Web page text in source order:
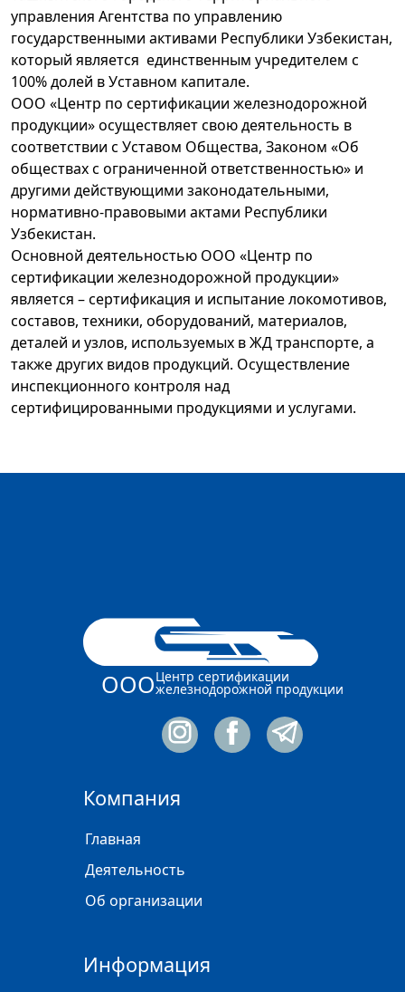
управления Агентства по управлению
государственными активами Республики Узбекистан,
который является единственным учредителем c
100% долей в Уставном капитале.
ООО «Центр по сертификации железнодорожной
продукции» осуществляет свою деятельность в
соответствии с Уставом Общества, Законом «Об
обществах с ограниченной ответственностью» и
другими действующими законодательными,
нормативно-правовыми актами Республики
Узбекистан.
Основной деятельностью ООО «Центр по
сертификации железнодорожной продукции»
является – сертификация и испытание локомотивов,
составов, техники, оборудований, материалов,
деталей и узлов, используемых в ЖД транспорте, а
также других видов продукций. Осуществление
инспекционного контроля над
сертифицированными продукциями и услугами.
ОООЦентр сертификации
железнодорожной продукции
Компания
Главная
Деятельность
Об организации
Информация